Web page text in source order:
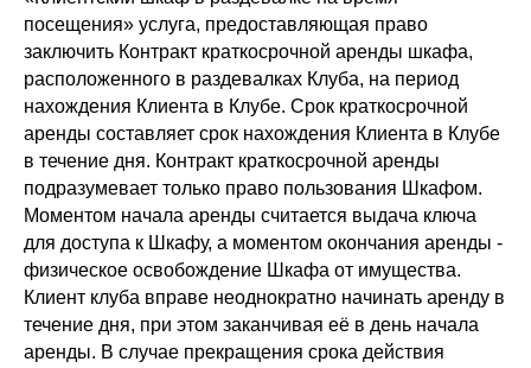
посещения» услуга, предоставляющая право
заключить Контракт краткосрочной аренды шкафа,
расположенного в раздевалках Клуба, на период
нахождения Клиента в Клубе. Срок краткосрочной
аренды составляет срок нахождения Клиента в Клубе
в течение дня. Контракт краткосрочной аренды
подразумевает только право пользования Шкафом.
Моментом начала аренды считается выдача ключа
для доступа к Шкафу, а моментом окончания аренды -
физическое освобождение Шкафа от имущества.
Клиент клуба вправе неоднократно начинать аренду в
течение дня, при этом заканчивая её в день начала
аренды. В случае прекращения срока действия